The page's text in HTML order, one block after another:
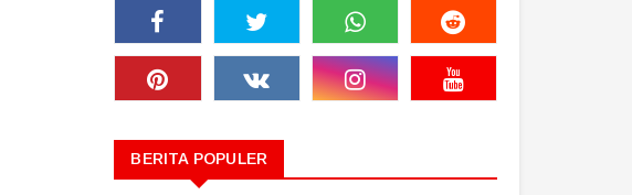
BERITA POPULER